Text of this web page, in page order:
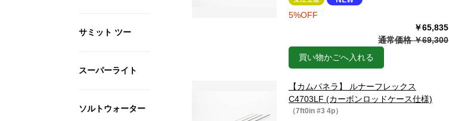
サミット ツー
スーパーライト
ソルトウォーター
5%OFF
￥65,835
通常価格 ￥69,300
買い物かごへ入れる
【カムパネラ】 ルナーフレックス
C4703LF (カーボンロッドケース仕様)
（7ft0in #3 4p）